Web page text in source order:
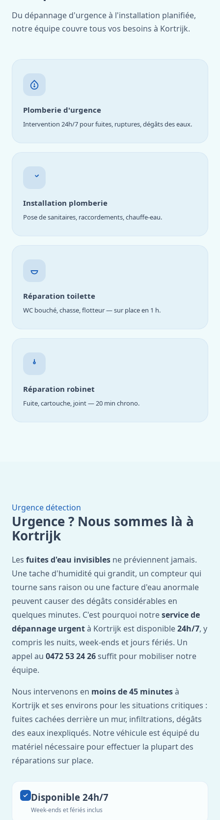
Du dépannage d'urgence à l'installation planifiée,
notre équipe couvre tous vos besoins à Kortrijk.
Plomberie d'urgence
Intervention 24h/7 pour fuites, ruptures, dégâts des eaux.
Installation plomberie
Pose de sanitaires, raccordements, chauffe-eau.
Réparation toilette
WC bouché, chasse, flotteur — sur place en 1 h.
Réparation robinet
Fuite, cartouche, joint — 20 min chrono.
Urgence détection
Urgence ? Nous sommes là à
Kortrijk
Les fuites d'eau invisibles ne préviennent jamais.
Une tache d'humidité qui grandit, un compteur qui
tourne sans raison ou une facture d'eau anormale
peuvent causer des dégâts considérables en
quelques minutes. C'est pourquoi notreservice de
dépannage urgentà Kortrijk est disponible24h/7, y
compris les nuits, week-ends et jours fériés. Un
appel au 0472 53 24 26 suffit pour mobiliser notre
équipe.
Nous intervenons en moins de 45 minutesà
Kortrijk et ses environs pour les situations critiques :
fuites cachées derrière un mur, infiltrations, dégâts
des eaux inexpliqués. Notre véhicule est équipé du
matériel nécessaire pour effectuer la plupart des
réparations sur place.
Disponible 24h/7
Week-ends et fériés inclus